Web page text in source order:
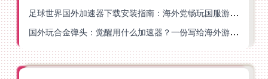
足球世界国外加速器下载安装指南：海外党畅玩国服游戏的终极解决方案
国外玩合金弹头：觉醒用什么加速器？一份写给海外游子的畅玩指南